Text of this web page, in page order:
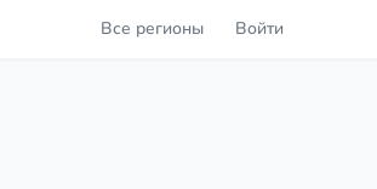
Все регионы Войти